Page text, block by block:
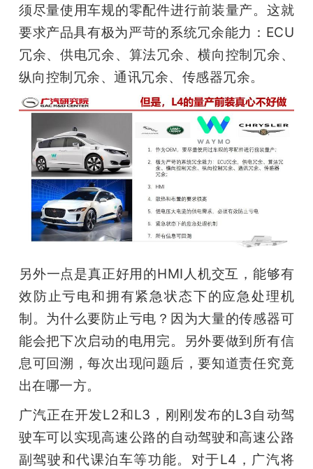
须尽量使用车规的零配件进行前装量产。这就
要求产品具有极为严苛的系统冗余能力：ECU
冗余、供电冗余、算法冗余、横向控制冗余、
纵向控制冗余、通讯冗余、传感器冗余。
另外一点是真正好用的HMI人机交互，能够有
效防止亏电和拥有紧急状态下的应急处理机
制。为什么要防止亏电？因为大量的传感器可
能会把下次启动的电用完。另外要做到所有信
息可回溯，每次出现问题后，要知道责任究竟
出在哪一方。
广汽正在开发L2和L3，刚刚发布的L3自动驾
驶车可以实现高速公路的自动驾驶和高速公路
副驾驶和代课泊车等功能。对于L4，广汽将